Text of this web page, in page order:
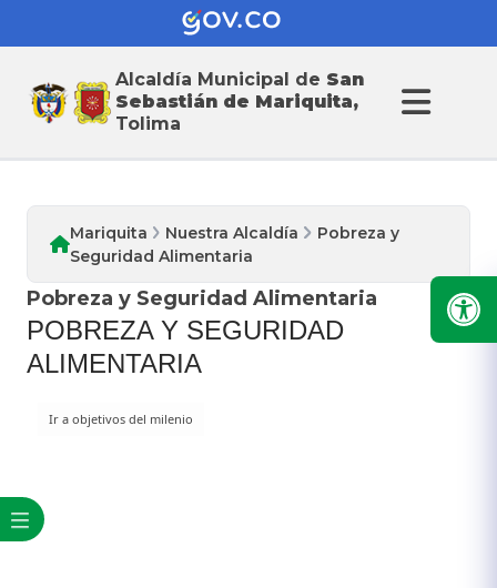
Alcaldía Municipal de San
Sebastián de Mariquita,
Tolima
Nuestra Alcaldia
Mariquita Nuestra Alcaldía
Pobreza y
Seguridad Alimentaria
Pobreza y Seguridad Alimentaria
POBREZA Y SEGURIDAD
ALIMENTARIA